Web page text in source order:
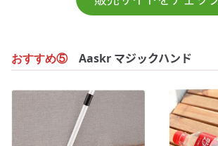
おすすめ⑤Aaskr マジックハンド